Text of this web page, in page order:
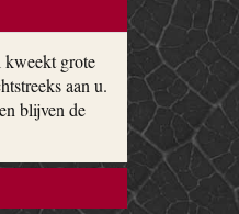
grote
aan u.
blijven de